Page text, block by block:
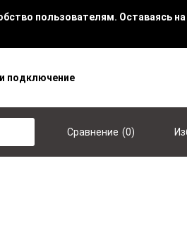
пользователям. Оставаясь
подключение
Сравнение (0)